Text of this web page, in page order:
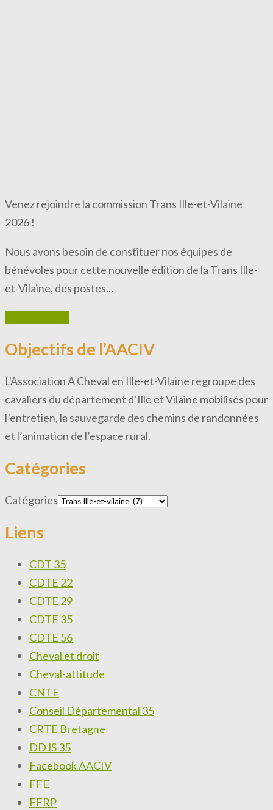
Venez rejoindre la commission Trans Ille-et-Vilaine
2026 !
Nous avons besoin de constituer nos équipes de
bénévoles pour cette nouvelle édition de la Trans Ille-
et-Vilaine, des postes...
Objectifs de l’AACIV
L'Association A Cheval en Ille-et-Vilaine regroupe des
cavaliers du département d’Ille et Vilaine mobilisés pour
l’entretien, la sauvegarde des chemins de randonnées
et l’animation de l’espace rural.
Catégories
Catégories
Liens
CDT 35
CDTE 22
CDTE 29
CDTE 35
CDTE 56
Cheval et droit
Cheval-attitude
CNTE
Conseil Départemental 35
CRTE Bretagne
DDJS 35
Facebook AACIV
FFE
FFRP